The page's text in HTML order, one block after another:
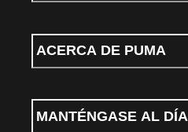
ACERCA DE PUMA
MANTÉNGASE AL DÍA